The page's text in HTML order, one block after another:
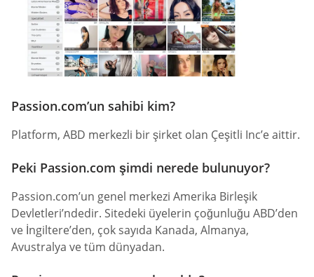
Passion.com’un sahibi kim?
Platform, ABD merkezli bir şirket olan Çeşitli Inc’e aittir.
Peki Passion.com şimdi nerede bulunuyor?
Passion.com’un genel merkezi Amerika Birleşik
Devletleri’ndedir. Sitedeki üyelerin çoğunluğu ABD’den
ve İngiltere’den, çok sayıda Kanada, Almanya,
Avustralya ve tüm dünyadan.